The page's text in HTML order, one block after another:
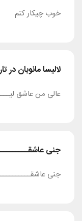
خوب چیکار کنم
لالیسا مانوبان در تاریخ 23
عالی من عاشق
جنی
جنی